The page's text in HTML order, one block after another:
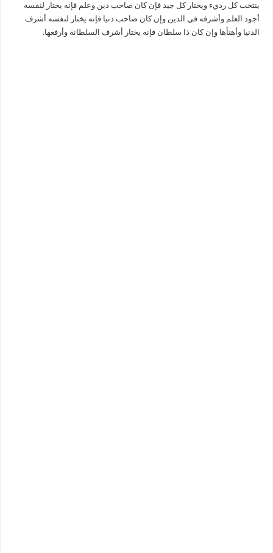
ينتخب كل رديء ويختار كل جيد فإن كان صاحب دين وعلم فإنه يختار لنفسه
أجود العلم وأشرفه في الدين وإن كان صاحب دنيا فإنه يختار لنفسه أشرف
الدنيا وأهنأها وإن كان ذا سلطان فإنه يختار أشرف السلطانة وأرفعها.